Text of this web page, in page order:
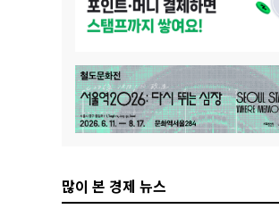
많이 본 경제 뉴스